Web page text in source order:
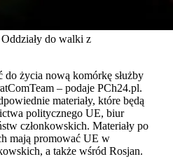
do walki z
do życia nową komórkę służby
– podaje PCh24.pl.
materiały, które będą
politycznego UE, biur
członkowskich. Materiały po
mają promować UE w
a także wśród Rosjan.